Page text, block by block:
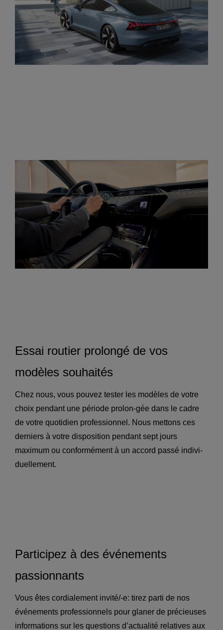
Essai routier prolongé de vos
modèles souhaités
Chez nous, vous pouvez tester les modèles de votre
choix pendant une période prolon-gée dans le cadre
de votre quotidien professionnel. Nous mettons ces
derniers à votre disposition pendant sept jours
maximum ou conformément à un accord passé indivi-
duellement.
Participez à des événements
passionnants
Vous êtes cordialement invité/-e: tirez parti de nos
événements professionnels pour glaner de précieuses
informations sur les questions d’actualité relatives aux